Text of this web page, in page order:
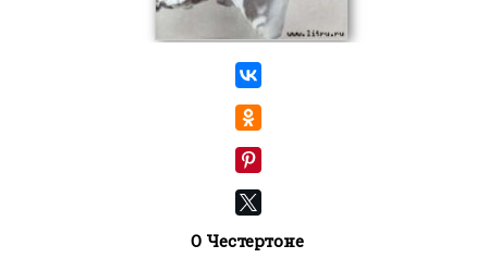
О Честертоне